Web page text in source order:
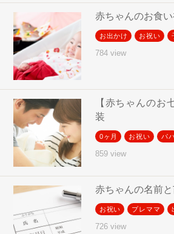
赤ちゃんのお食
お出かけ お祝い
784 view
【赤ちゃんのお
装
0ヶ月 お祝い パ
859 view
赤ちゃんの名前
お祝い プレママ
726 view